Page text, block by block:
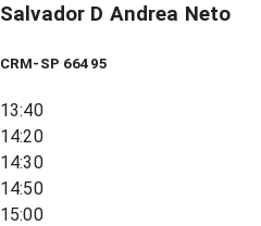
Salvador D Andrea Neto
CRM-SP 66495
13:40
14:20
14:30
14:50
15:00